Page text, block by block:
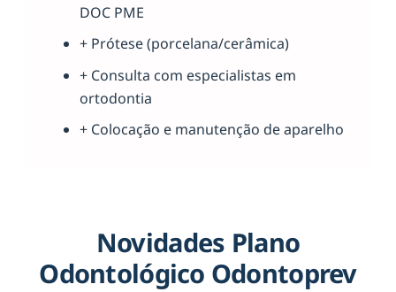
DOC PME
+ Prótese (porcelana/cerâmica)
+ Consulta com especialistas em
ortodontia
+ Colocação e manutenção de aparelho
Novidades Plano
Odontológico Odontoprev